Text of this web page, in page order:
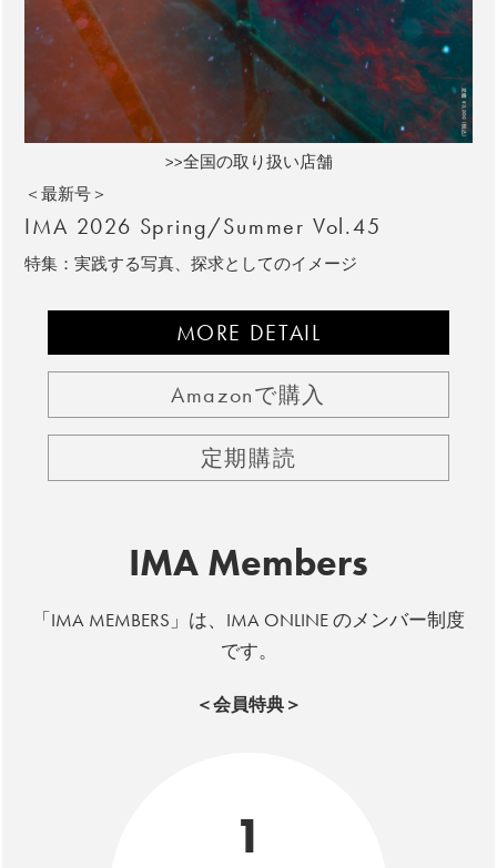
>>全国の取り扱い店舗
＜最新号＞
IMA 2026 Spring/Summer Vol.45
特集：実践する写真、探求としてのイメージ
MORE DETAIL
Amazonで購入
定期購読
IMA Members
「IMA MEMBERS」は、IMA ONLINE のメンバー制度
です。
＜会員特典＞
1